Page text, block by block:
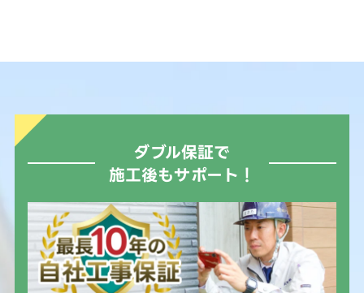
ダブル保証で
施工後もサポート！